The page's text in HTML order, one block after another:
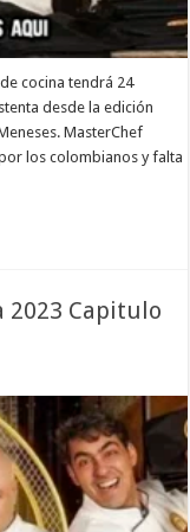
cocina tendrá 24
desde la edición
MasterChef
los colombianos y falta
2023 Capitulo